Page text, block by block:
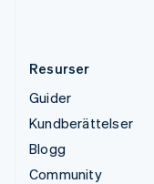
Resurser
Guider
Kundberättelser
Blogg
Community